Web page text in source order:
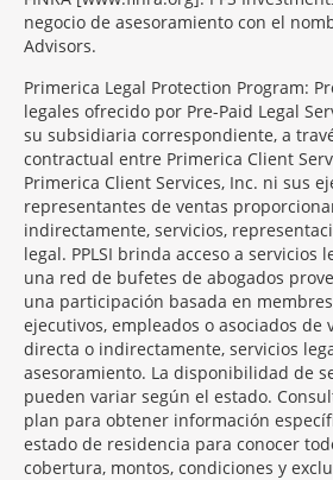
negocio de asesoramiento con el
Advisors.
Primerica Legal Protection Program:
legales ofrecido por Pre-Paid Legal
su subsidiaria correspondiente, a
contractual entre Primerica Client
Primerica Client Services, Inc. ni sus
representantes de ventas
indirectamente, servicios,
legal. PPLSI brinda acceso a servicios
una red de bufetes de abogados
una participación basada en
ejecutivos, empleados o asociados de
directa o indirectamente, servicios
asesoramiento. La disponibilidad de
pueden variar según el estado.
plan para obtener información
estado de residencia para conocer
cobertura, montos, condiciones y